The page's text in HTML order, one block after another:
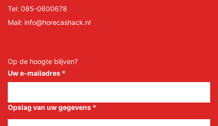
Tel: 085-0600678
Mail: info@horecashack.nl
Op de hoogte blijven?
Uw e-mailadres *
Opslag van uw gegevens *